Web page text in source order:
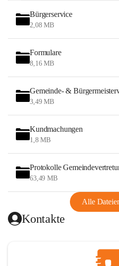
Bürgerservice
2,08 MB
Formulare
8,16 MB
Gemeinde- &
3,49 MB
Kundmachungen
1,8 MB
Protokolle
63,49 MB
Alle
Kontakte